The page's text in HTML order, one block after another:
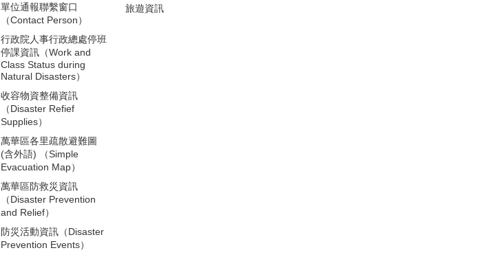
單位通報聯繫窗口
（Contact Person）
行政院人事行政總處停班
停課資訊（Work and
Class Status during
Natural Disasters）
收容物資整備資訊
（Disaster Refief
Supplies）
萬華區各里疏散避難圖
(含外語) （Simple
Evacuation Map）
萬華區防救災資訊
（Disaster Prevention
and Relief）
防災活動資訊（Disaster
Prevention Events）
旅遊資訊